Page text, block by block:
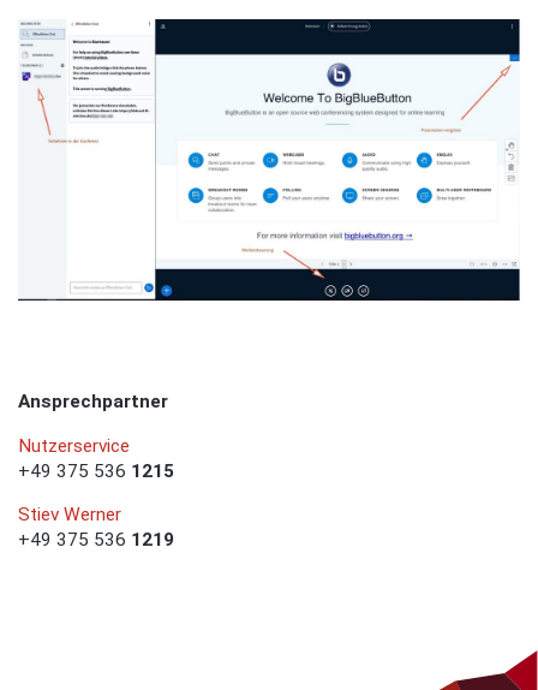
Ansprechpartner
Nutzerservice
+49 375 536 1215
Stiev Werner
+49 375 536 1219